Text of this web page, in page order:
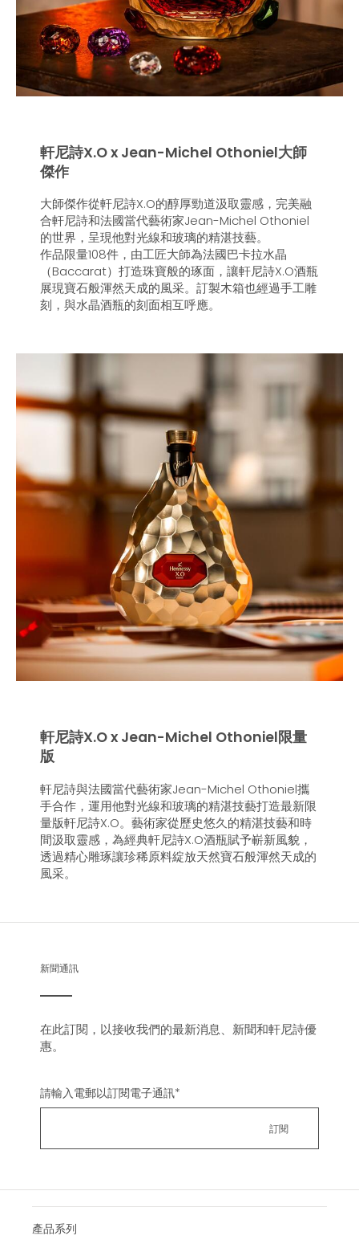
軒尼詩X.O x Jean-Michel Othoniel大師
傑作
大師傑作從軒尼詩X.O的醇厚勁道汲取靈感，完美融
合軒尼詩和法國當代藝術家Jean-Michel Othoniel
的世界，呈現他對光線和玻璃的精湛技藝。
作品限量108件，由工匠大師為法國巴卡拉水晶
（Baccarat）打造珠寶般的琢面，讓軒尼詩X.O酒瓶
展現寶石般渾然天成的風采。訂製木箱也經過手工雕
刻，與水晶酒瓶的刻面相互呼應。
軒尼詩X.O x Jean-Michel Othoniel限量
版
軒尼詩與法國當代藝術家Jean-Michel Othoniel攜
手合作，運用他對光線和玻璃的精湛技藝打造最新限
量版軒尼詩X.O。藝術家從歷史悠久的精湛技藝和時
間汲取靈感，為經典軒尼詩X.O酒瓶賦予嶄新風貌，
透過精心雕琢讓珍稀原料綻放天然寶石般渾然天成的
風采。
新聞通訊
在此訂閱，以接收我們的最新消息、新聞和軒尼詩優
惠。
請輸入電郵以訂閱電子通訊*
產品系列